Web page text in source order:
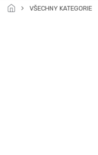
VŠECHNY KATEGORIE